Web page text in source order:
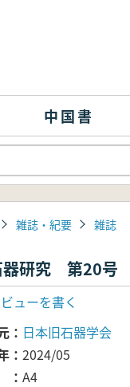
中国書
雑誌・紀要 雑誌
器研究 第20号
ューを書く
日本旧石器学会
2024/05
A4